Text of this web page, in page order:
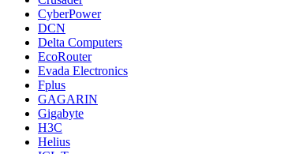
CyberPower
DCN
Delta Computers
EcoRouter
Evada Electronics
Fplus
GAGARIN
Gigabyte
H3C
Helius